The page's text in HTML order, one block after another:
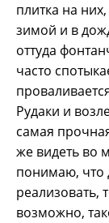
плитка на
зимой и в
оттуда
часто
Рудаки и
самая
же видеть во
понимаю, что
реализовать,
возможно,